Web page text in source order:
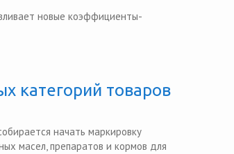
новые коэффициенты-
категорий товаров
начать маркировку
масел, препаратов и кормов для